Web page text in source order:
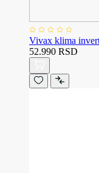
Vivax klima
52.990 RSD